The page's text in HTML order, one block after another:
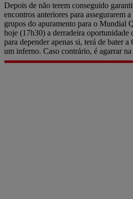
Depois de não terem conseguido
encontros anteriores para assegurarem
grupos do apuramento para o Mundial
hoje (17h30) a derradeira
para depender apenas si, terá de bater
um inferno. Caso contrário, é agarrar